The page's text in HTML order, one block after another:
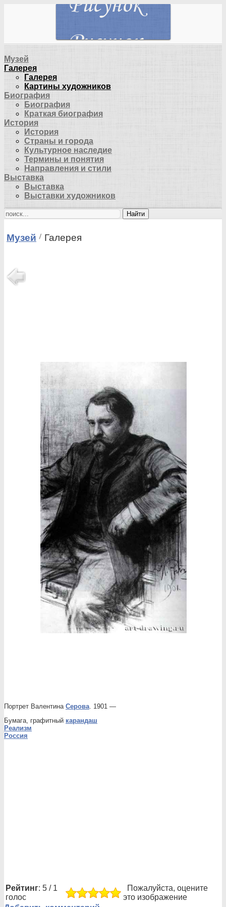
Музей
Галерея
Галерея
Картины художников
Биография
Биография
Краткая биография
История
История
Страны и города
Культурное наследие
Термины и понятия
Направления и стили
Выставка
Выставка
Выставки художников
Найти
Музей Галерея
Портрет Валентина Серова. 1901 —
Бумага, графитный карандаш
Реализм
Россия
Рейтинг: 5 / 1
голос
Пожалуйста, оцените
это изображение